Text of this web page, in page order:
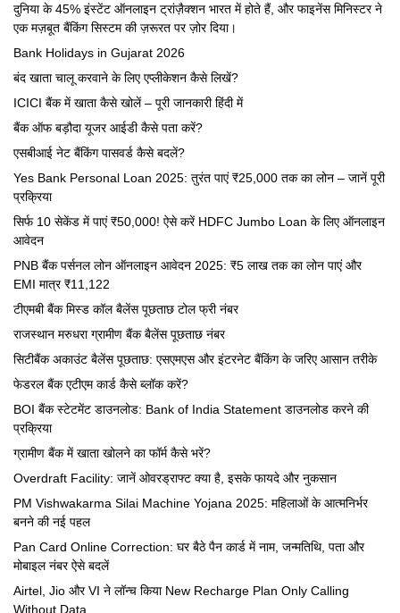
दुनिया के 45% इंस्टेंट ऑनलाइन ट्रांज़ैक्शन भारत में होते हैं, और फाइनेंस मिनिस्टर ने
एक मज़बूत बैंकिंग सिस्टम की ज़रूरत पर ज़ोर दिया।
Bank Holidays in Gujarat 2026
बंद खाता चालू करवाने के लिए एप्लीकेशन कैसे लिखें?
ICICI बैंक में खाता कैसे खोलें – पूरी जानकारी हिंदी में
बैंक ऑफ बड़ौदा यूजर आईडी कैसे पता करें?
एसबीआई नेट बैंकिंग पासवर्ड कैसे बदलें?
Yes Bank Personal Loan 2025: तुरंत पाएं ₹25,000 तक का लोन – जानें पूरी
प्रक्रिया
सिर्फ 10 सेकेंड में पाएं ₹50,000! ऐसे करें HDFC Jumbo Loan के लिए ऑनलाइन
आवेदन
PNB बैंक पर्सनल लोन ऑनलाइन आवेदन 2025: ₹5 लाख तक का लोन पाएं और
EMI मात्र ₹11,122
टीएमबी बैंक मिस्ड कॉल बैलेंस पूछताछ टोल फ्री नंबर
राजस्थान मरुधरा ग्रामीण बैंक बैलेंस पूछताछ नंबर
सिटीबैंक अकाउंट बैलेंस पूछताछ: एसएमएस और इंटरनेट बैंकिंग के जरिए आसान तरीके
फेडरल बैंक एटीएम कार्ड कैसे ब्लॉक करें?
BOI बैंक स्टेटमेंट डाउनलोड: Bank of India Statement डाउनलोड करने की
प्रक्रिया
ग्रामीण बैंक में खाता खोलने का फॉर्म कैसे भरें?
Overdraft Facility: जानें ओवरड्राफ्ट क्या है, इसके फायदे और नुकसान
PM Vishwakarma Silai Machine Yojana 2025: महिलाओं के आत्मनिर्भर
बनने की नई पहल
Pan Card Online Correction: घर बैठे पैन कार्ड में नाम, जन्मतिथि, पता और
मोबाइल नंबर ऐसे बदलें
Airtel, Jio और VI ने लॉन्च किया New Recharge Plan Only Calling
Without Data